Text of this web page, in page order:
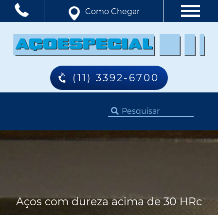
Como Chegar
(11) 3392-6700
Aços com dureza acima de 30 HRc